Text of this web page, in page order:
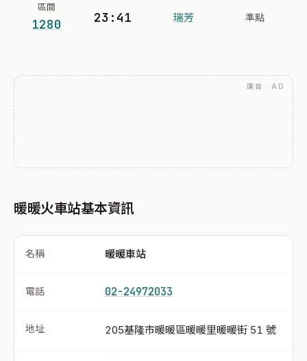
區間
1280 23:41 瑞芳 準點
廣告 · AD
暖暖火車站基本資訊
名稱 暖暖車站
電話 02-24972033
地址 205基隆市暖暖區暖暖里暖暖街 51 號